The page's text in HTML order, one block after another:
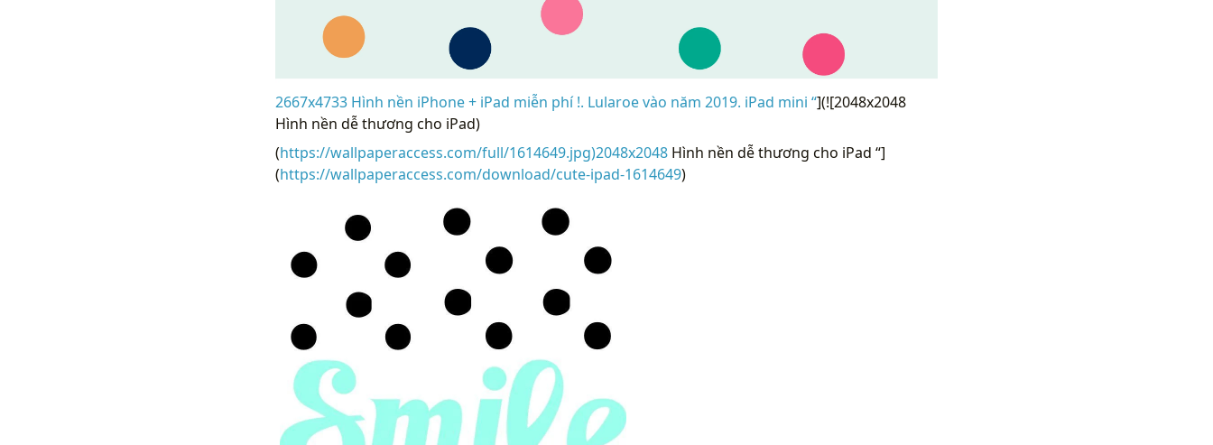
2667x4733 Hình nền iPhone + iPad miễn phí !. Lularoe vào năm 2019. iPad mini “](![2048x2048
Hình nền dễ thương cho iPad)
(https://wallpaperaccess.com/full/1614649.jpg)2048x2048Hình nền dễ thương cho iPad “]
(https://wallpaperaccess.com/download/cute-ipad-1614649)